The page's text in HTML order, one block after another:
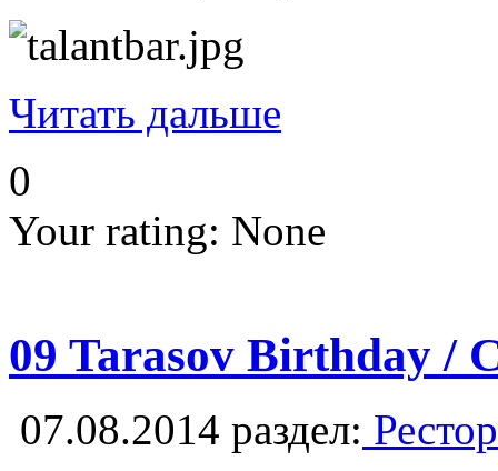
Читать дальше
0
Your rating: None
09 Tarasov Birthday /
07.08.2014 раздел: